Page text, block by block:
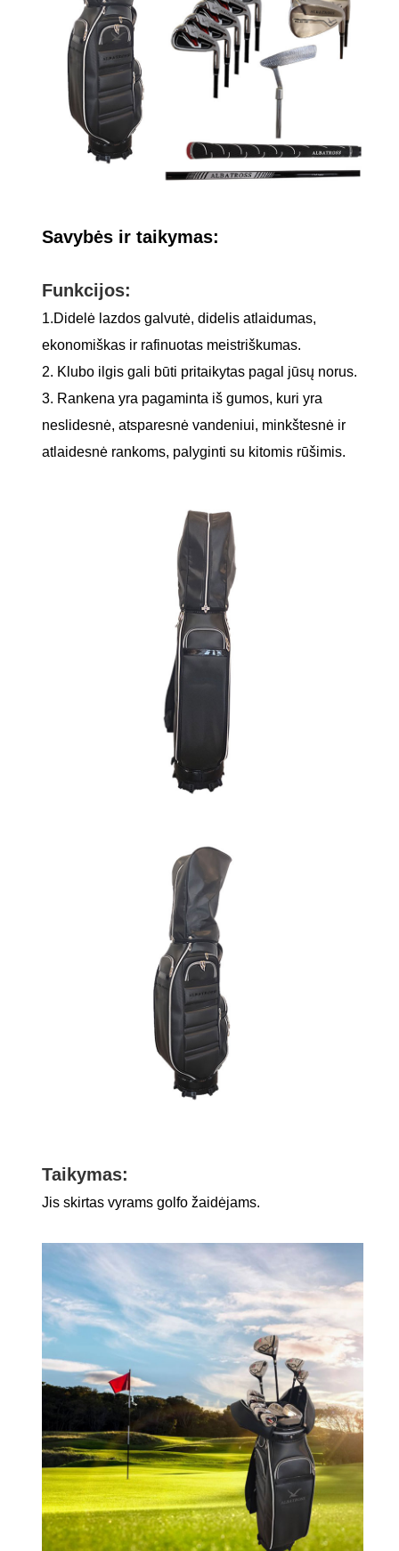
Savybės ir taikymas:
Funkcijos:
1.Didelė lazdos galvutė, didelis atlaidumas,
ekonomiškas ir rafinuotas meistriškumas.
2. Klubo ilgis gali būti pritaikytas pagal jūsų norus.
3. Rankena yra pagaminta iš gumos, kuri yra
neslidesnė, atsparesnė vandeniui, minkštesnė ir
atlaidesnė rankoms, palyginti su kitomis rūšimis.
Taikymas:
Jis skirtas vyrams golfo žaidėjams.